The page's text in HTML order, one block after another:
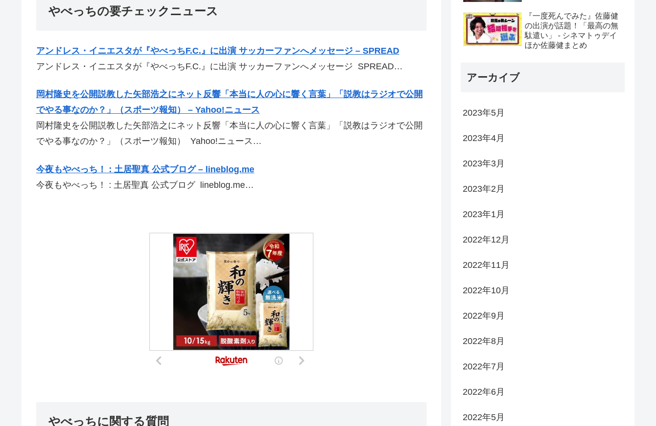
やべっちの要チェックニュース
アンドレス・イニエスタが『やべっちF.C.』に出演 サッカーファンへメッセージ – SPREAD
アンドレス・イニエスタが『やべっちF.C.』に出演 サッカーファンへメッセージ SPREAD…
岡村隆史を公開説教した矢部浩之にネット反響「本当に人の心に響く言葉」「説教はラジオで公開
でやる事なのか？」（スポーツ報知） – Yahoo!ニュース
岡村隆史を公開説教した矢部浩之にネット反響「本当に人の心に響く言葉」「説教はラジオで公開
でやる事なのか？」（スポーツ報知） Yahoo!ニュース…
今夜もやべっち！ : 土居聖真 公式ブログ – lineblog.me
今夜もやべっち！ : 土居聖真 公式ブログ lineblog.me…
やべっちに関する質問
『一度死んでみた』佐藤健
の出演が話題！「最高の無
駄遣い」 - シネマトゥデイ
ほか佐藤健まとめ
アーカイブ
2023年5月
2023年4月
2023年3月
2023年2月
2023年1月
2022年12月
2022年11月
2022年10月
2022年9月
2022年8月
2022年7月
2022年6月
2022年5月